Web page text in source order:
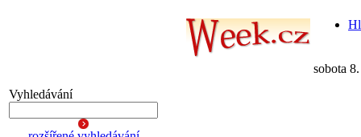
sobota
Vyhledávání